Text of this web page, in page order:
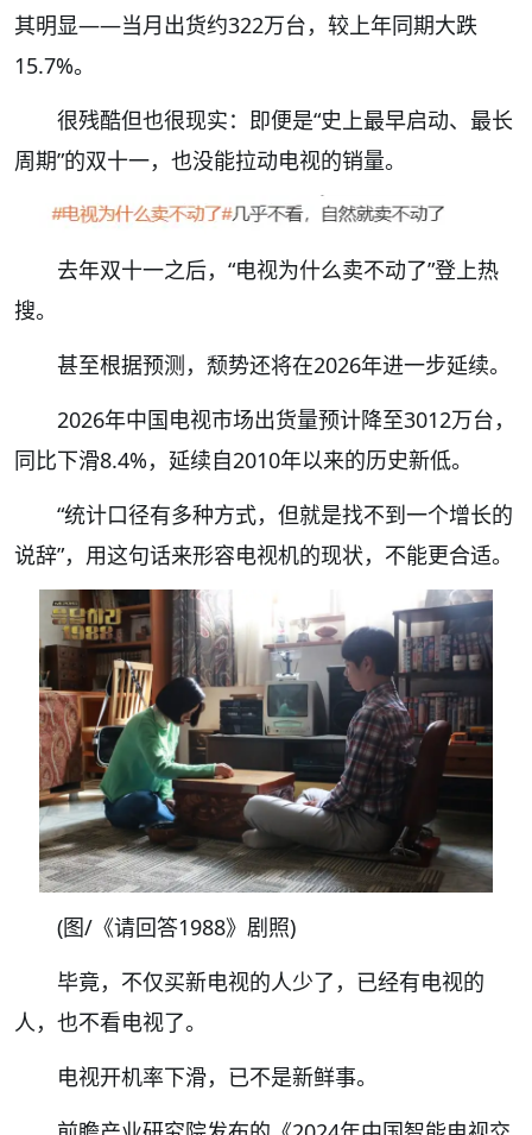
其明显——当月出货约322万台，较上年同期大跌
15.7%。
很残酷但也很现实：即便是“史上最早启动、最长
周期”的双十一，也没能拉动电视的销量。
去年双十一之后，“电视为什么卖不动了”登上热
搜。
甚至根据预测，颓势还将在2026年进一步延续。
2026年中国电视市场出货量预计降至3012万台，
同比下滑8.4%， 延续自2010年以来的历史新低。
“统计口径有多种方式，但就是找不到一个增长的
说辞”，用这句话来形容电视机的现状，不能更合适。
(图/《请回答1988》剧照)
毕竟， 不仅买新电视的人少了，已经有电视的
人，也不看电视了。
电视开机率下滑，已不是新鲜事。